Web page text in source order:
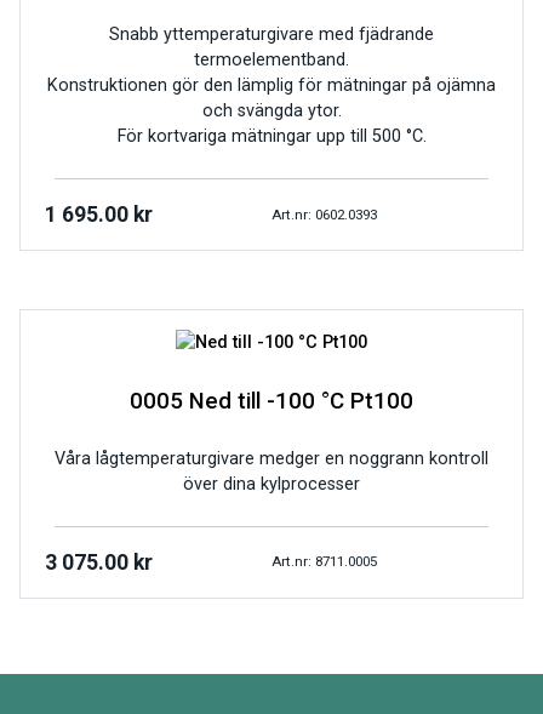
Snabb yttemperaturgivare med fjädrande
termoelementband.
Konstruktionen gör den lämplig för mätningar på ojämna
och svängda ytor.
För kortvariga mätningar upp till 500 °C.
1 695.00 kr Art.nr: 0602.0393
0005 Ned till -100 °C Pt100
Våra lågtemperaturgivare medger en noggrann kontroll
över dina kylprocesser
3 075.00 kr Art.nr: 8711.0005